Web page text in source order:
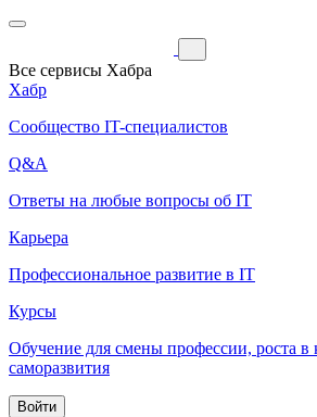
Все сервисы Хабра
Хабр
Сообщество IT-специалистов
Q&A
Ответы на любые вопросы об IT
Карьера
Профессиональное развитие в IT
Курсы
Обучение для смены профессии, роста в
саморазвития
Войти